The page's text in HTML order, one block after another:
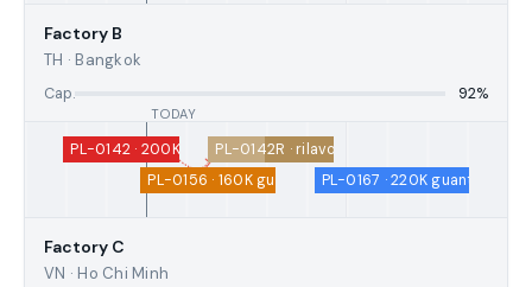
Factory B
TH · Bangkok
Cap. 92%
PL-0142 · 200K guanti chirurgiciPL-0142R · rilavorazione · 45%
PL-0156 · 160K guanti da visitaPL-0167 · 220K guanti
Factory C
VN · Ho Chi Minh